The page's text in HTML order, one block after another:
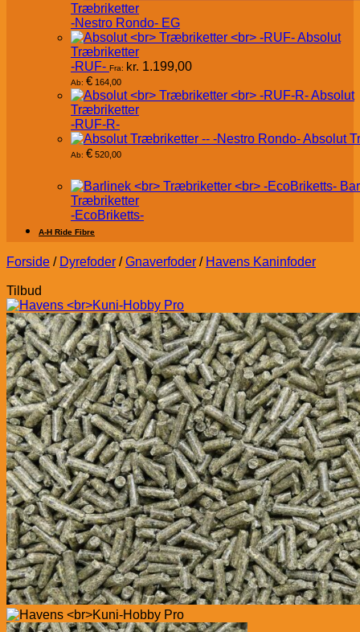
Træbriketter
-Nestro Rondo- EG
Absolut
Træbriketter
-RUF- Fra: kr. 1.199,00
Ab: € 164,00
Absolut
Træbriketter
-RUF-R-
Absolut
Ab: € 520,00
Træbriketter
-EcoBriketts-
A-H Ride Fibre
Forside / Dyrefoder / Gnaverfoder / Havens Kaninfoder
Tilbud